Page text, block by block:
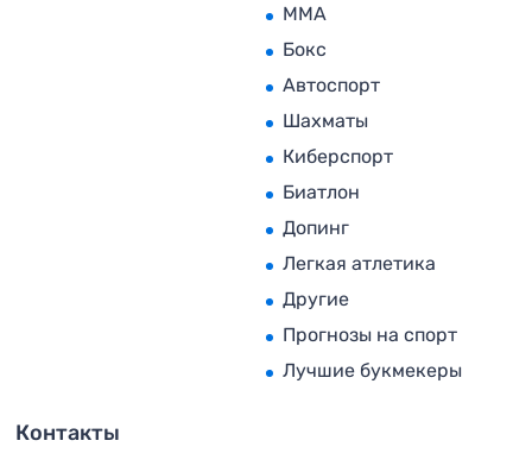
MMA
Бокс
Автоспорт
Шахматы
Киберспорт
Биатлон
Допинг
Легкая атлетика
Другие
Прогнозы на спорт
Лучшие букмекеры
Контакты